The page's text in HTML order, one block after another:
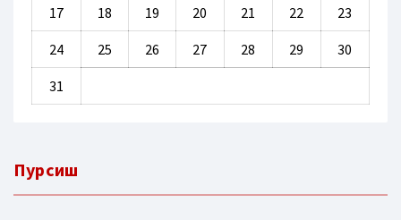
17 18 19 20 21 22 23
24 25 26 27 28 29 30
31
Пурсиш